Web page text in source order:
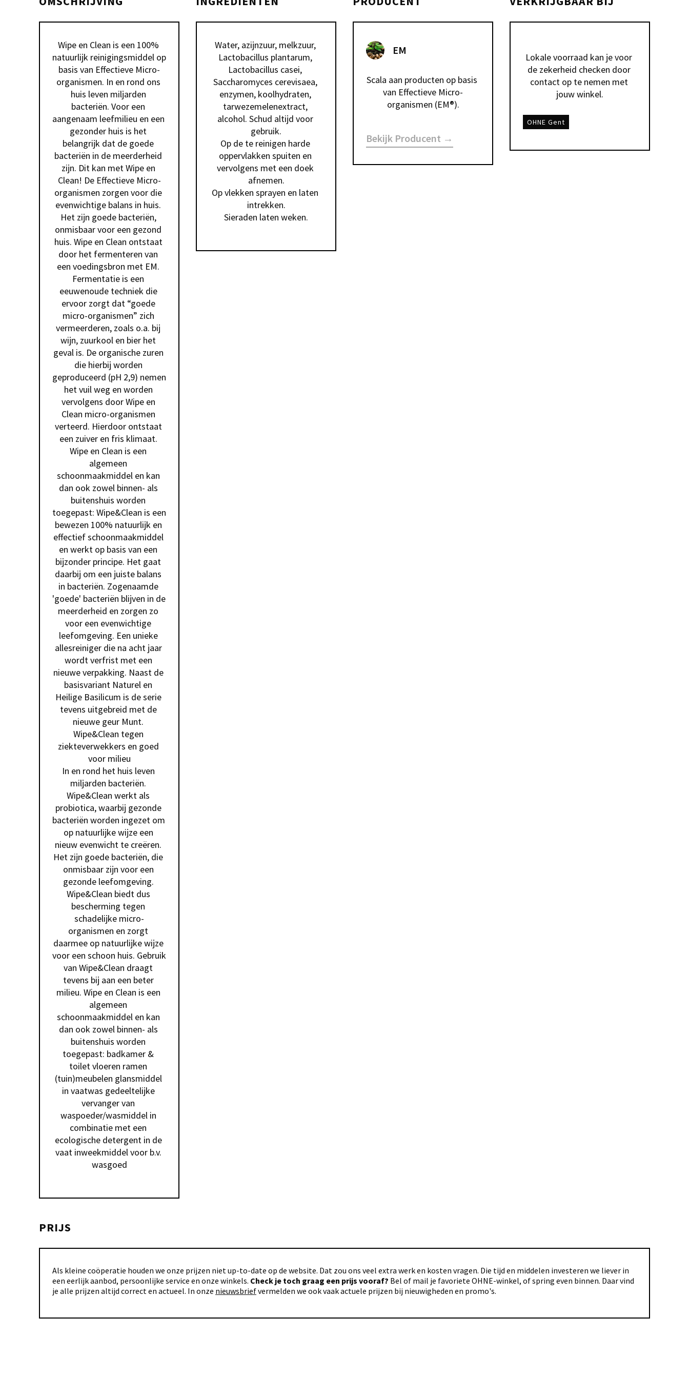
Wipe en Clean is een 100%
natuurlijk reinigingsmiddel op
basis van Effectieve Micro-
organismen. In en rond ons
huis leven miljarden
bacteriën. Voor een
aangenaam leefmilieu en een
gezonder huis is het
belangrijk dat de goede
bacteriën in de meerderheid
zijn. Dit kan met Wipe en
Clean! De Effectieve Micro-
organismen zorgen voor die
evenwichtige balans in huis.
Het zijn goede bacteriën,
onmisbaar voor een gezond
huis. Wipe en Clean ontstaat
door het fermenteren van
een voedingsbron met EM.
Fermentatie is een
eeuwenoude techniek die
ervoor zorgt dat “goede
micro-organismen” zich
vermeerderen, zoals o.a. bij
wijn, zuurkool en bier het
geval is. De organische zuren
die hierbij worden
geproduceerd (pH 2,9) nemen
het vuil weg en worden
vervolgens door Wipe en
Clean micro-organismen
verteerd. Hierdoor ontstaat
een zuiver en fris klimaat.
Wipe en Clean is een
algemeen
schoonmaakmiddel en kan
dan ook zowel binnen- als
buitenshuis worden
toegepast: Wipe&Clean is een
bewezen 100% natuurlijk en
effectief schoonmaakmiddel
en werkt op basis van een
bijzonder principe. Het gaat
daarbij om een juiste balans
in bacteriën. Zogenaamde
'goede' bacteriën blijven in de
meerderheid en zorgen zo
voor een evenwichtige
leefomgeving. Een unieke
allesreiniger die na acht jaar
wordt verfrist met een
nieuwe verpakking. Naast de
basisvariant Naturel en
Heilige Basilicum is de serie
tevens uitgebreid met de
nieuwe geur Munt.
Wipe&Clean tegen
ziekteverwekkers en goed
voor milieu
In en rond het huis leven
miljarden bacteriën.
Wipe&Clean werkt als
probiotica, waarbij gezonde
bacteriën worden ingezet om
op natuurlijke wijze een
nieuw evenwicht te creëren.
Het zijn goede bacteriën, die
onmisbaar zijn voor een
gezonde leefomgeving.
Wipe&Clean biedt dus
bescherming tegen
schadelijke micro-
organismen en zorgt
daarmee op natuurlijke wijze
voor een schoon huis. Gebruik
van Wipe&Clean draagt
tevens bij aan een beter
milieu. Wipe en Clean is een
algemeen
schoonmaakmiddel en kan
dan ook zowel binnen- als
buitenshuis worden
toegepast: badkamer &
toilet vloeren ramen
(tuin)meubelen glansmiddel
in vaatwas gedeeltelijke
vervanger van
waspoeder/wasmiddel in
combinatie met een
ecologische detergent in de
vaat inweekmiddel voor b.v.
wasgoed
Water, azijnzuur, melkzuur,
Lactobacillus plantarum,
Lactobacillus casei,
Saccharomyces cerevisaea,
enzymen, koolhydraten,
tarwezemelenextract,
alcohol. Schud altijd voor
gebruik.
Op de te reinigen harde
oppervlakken spuiten en
vervolgens met een doek
afnemen.
Op vlekken sprayen en laten
intrekken.
Sieraden laten weken.
EM
Scala aan producten op basis
van Effectieve Micro-
organismen (EM®).
Bekijk Producent →
Lokale voorraad kan je voor
de zekerheid checken door
contact op te nemen met
jouw winkel.
OHNE Gent
PRIJS
Als kleine coöperatie houden we onze prijzen niet up-to-date op de website. Dat zou ons veel extra werk en kosten vragen. Die tijd en middelen investeren we liever in
een eerlijk aanbod, persoonlijke service en onze winkels. Check je toch graag een prijs vooraf? Bel of mail je favoriete OHNE-winkel, of spring even binnen. Daar vind
je alle prijzen altijd correct en actueel. In onze nieuwsbriefvermelden we ook vaak actuele prijzen bij nieuwigheden en promo's.